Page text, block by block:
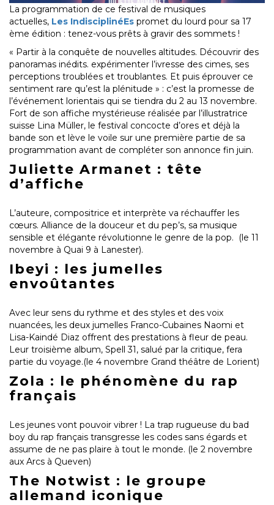
La programmation de ce festival de musiques
actuelles, Les IndisciplinéEs promet du lourd pour sa 17
ème édition : tenez-vous prêts à gravir des sommets !
« Partir à la conquête de nouvelles altitudes. Découvrir des
panoramas inédits. expérimenter l’ivresse des cimes, ses
perceptions troublées et troublantes. Et puis éprouver ce
sentiment rare qu’est la plénitude » : c’est la promesse de
l’événement lorientais qui se tiendra du 2 au 13 novembre.
Fort de son affiche mystérieuse réalisée par l’illustratrice
suisse Lina Müller, le festival concocte d’ores et déjà la
bande son et lève le voile sur une première partie de sa
programmation avant de compléter son annonce fin juin.
Juliette Armanet : tête
d’affiche
L’auteure, compositrice et interprète va réchauffer les
cœurs. Alliance de la douceur et du pep’s, sa musique
sensible et élégante révolutionne le genre de la pop. (le 11
novembre à Quai 9 à Lanester).
Ibeyi : les jumelles
envoûtantes
Avec leur sens du rythme et des styles et des voix
nuancées, les deux jumelles Franco-Cubaines Naomi et
Lisa-Kaindé Diaz offrent des prestations à fleur de peau.
Leur troisième album, Spell 31, salué par la critique, fera
partie du voyage.(le 4 novembre Grand théâtre de Lorient)
Zola : le phénomène du rap
français
Les jeunes vont pouvoir vibrer ! La trap rugueuse du bad
boy du rap français transgresse les codes sans égards et
assume de ne pas plaire à tout le monde. (le 2 novembre
aux Arcs à Queven)
The Notwist : le groupe
allemand iconique